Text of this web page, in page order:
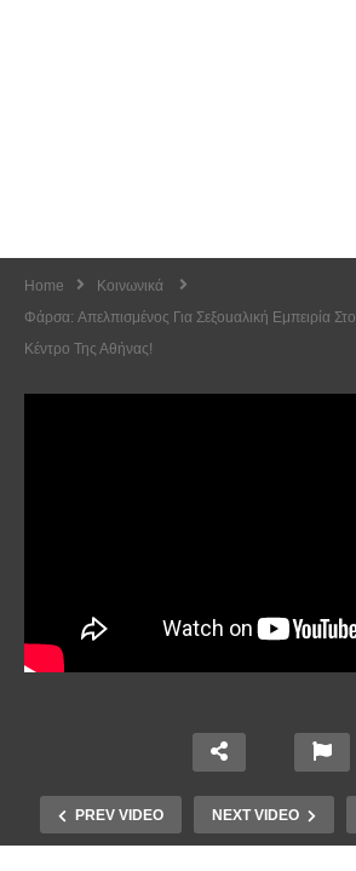
Home
Κοινωνικά
Φάρσα: Aπελπισμένος Για Σεξοuαλική Εμπειρία Στο
Κέντρο Της Αθήνας!
PREV VIDEO NEXT VIDEO